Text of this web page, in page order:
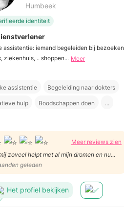
Humbeek
identiteit
assistentie: iemand begeleiden bij bezoeken
ziekenhuis, .. shoppen... Meer
assistentie Begeleiding naar dokters
hulp Boodschappen doen ...
Meer reviews zien
zoveel helpt met al mijn dromen en nu
in Down the road mee doe, komt er heel
kijken.
geleden
Het profiel bekijken